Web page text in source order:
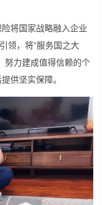
将国家战略融入企业
领，将“服务国之大
努力建成值得信赖的个
供坚实保障。